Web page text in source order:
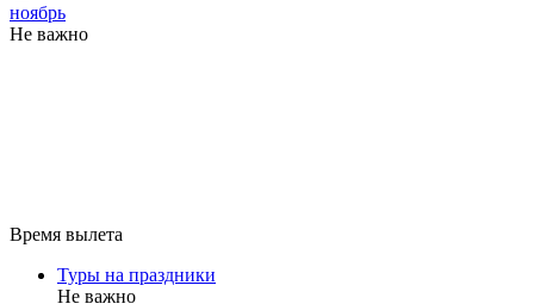
ноябрь
Не важно
Время вылета
Туры на праздники
Не важно